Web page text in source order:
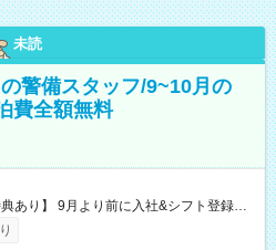
未読
警備スタッフ/9~10月の
費全額無料
あり】 9月より前に入社&シフト登録す
の日給がUP! 日給1万1500円でしっか
試用期間】試用期間なし